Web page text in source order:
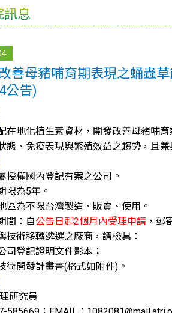
訊息
改善母豬哺育期表現之蛹蟲
公告)
在地化植生素資材，開發改善母豬哺
態、免疫表現與繁殖效益之趨勢，且
授權國內登記有案之公司。
限為5年。
區為不限台灣製造、販賣、使用。
間：自公告日起2個月內受理申請 ，郵
技術移轉遴選之廠商，請檢具：
司登記證明文件影本；
術開發計畫書(格式如附件)。
研究員